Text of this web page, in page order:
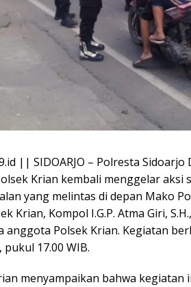
|| SIDOARJO – Polresta
Krian kembali menggelar
yang melintas di depan Mako
Krian, Kompol I.G.P. Atma Giri,
anggota Polsek Krian. Kegiatan
17.00 WIB.
menyampaikan bahwa